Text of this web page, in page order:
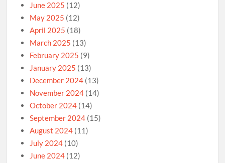
June 2025 (12)
May 2025 (12)
April 2025 (18)
March 2025 (13)
February 2025 (9)
January 2025 (13)
December 2024 (13)
November 2024 (14)
October 2024 (14)
September 2024 (15)
August 2024 (11)
July 2024 (10)
June 2024 (12)